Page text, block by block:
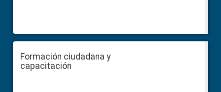
Formación ciudadana y
capacitación